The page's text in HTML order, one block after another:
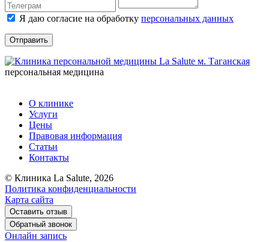
Я даю согласие на обработку персональных данных
Отправить
персональная медицина
О клинике
Услуги
Цены
Правовая информация
Статьи
Контакты
© Клиника La Salute, 2026
Политика конфиденциальности
Карта сайта
Оставить отзыв
Обратный звонок
Онлайн запись